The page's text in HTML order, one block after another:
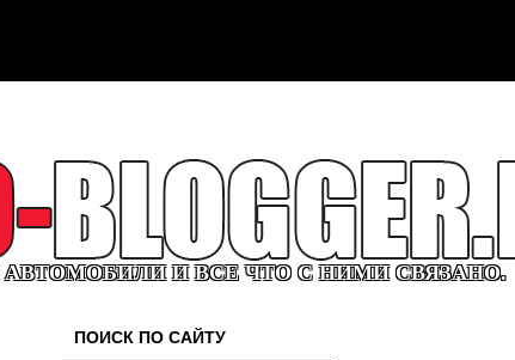
АВТОМОБИЛИ И ВСЕ ЧТО С НИМИ СВЯЗАНО.